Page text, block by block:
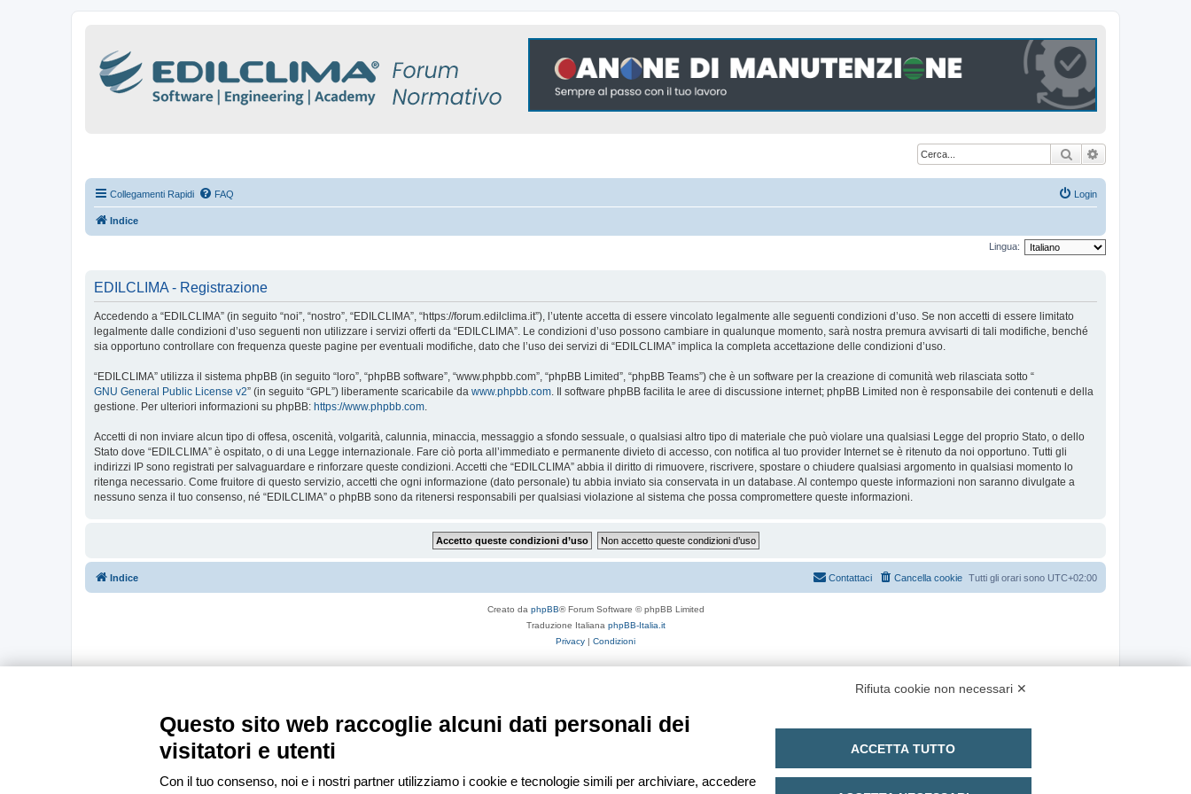
Cerca
Collegamenti Rapidi FAQ Login
Indice
Lingua:
EDILCLIMA - Registrazione
Accedendo a “EDILCLIMA” (in seguito “noi”, “nostro”, “EDILCLIMA”, “https://forum.edilclima.it”), l’utente accetta di essere vincolato legalmente alle seguenti condizioni d’uso. Se non accetti di essere limitato
legalmente dalle condizioni d’uso seguenti non utilizzare i servizi offerti da “EDILCLIMA”. Le condizioni d’uso possono cambiare in qualunque momento, sarà nostra premura avvisarti di tali modifiche, benché
sia opportuno controllare con frequenza queste pagine per eventuali modifiche, dato che l’uso dei servizi di “EDILCLIMA” implica la completa accettazione delle condizioni d’uso.
“EDILCLIMA” utilizza il sistema phpBB (in seguito “loro”, “phpBB software”, “www.phpbb.com”, “phpBB Limited”, “phpBB Teams”) che è un software per la creazione di comunità web rilasciata sotto “
GNU General Public License v2” (in seguito “GPL”) liberamente scaricabile da www.phpbb.com . Il software phpBB facilita le aree di discussione internet; phpBB Limited non è responsabile dei contenuti e della
gestione. Per ulteriori informazioni su phpBB: https://www.phpbb.com
Accetti di non inviare alcun tipo di offesa, oscenità, volgarità, calunnia, minaccia, messaggio a sfondo sessuale, o qualsiasi altro tipo di materiale che può violare una qualsiasi Legge del proprio Stato, o dello
Stato dove “EDILCLIMA” è ospitato, o di una Legge internazionale. Fare ciò porta all’immediato e permanente divieto di accesso, con notifica al tuo provider Internet se è ritenuto da noi opportuno. Tutti gli
indirizzi IP sono registrati per salvaguardare e rinforzare queste condizioni. Accetti che “EDILCLIMA” abbia il diritto di rimuovere, riscrivere, spostare o chiudere qualsiasi argomento in qualsiasi momento lo
ritenga necessario. Come fruitore di questo servizio, accetti che ogni informazione (dato personale) tu abbia inviato sia conservata in un database. Al contempo queste informazioni non saranno divulgate a
nessuno senza il tuo consenso, né “EDILCLIMA” o phpBB sono da ritenersi responsabili per qualsiasi violazione al sistema che possa compromettere queste informazioni.
Indice Tutti gli orari sono UTC+02:00
Cancella cookie
Contattaci
Creato da phpBB® Forum Software © phpBB Limited
Traduzione Italiana phpBB-Italia.it
Privacy | Condizioni
Rifiuta cookie non necessari ✕
Questo sito web raccoglie alcuni dati personali dei
visitatori e utenti
Con il tuo consenso, noi e i nostri partner utilizziamo i cookie e tecnologie simili per archiviare, accedere
ACCETTA TUTTO